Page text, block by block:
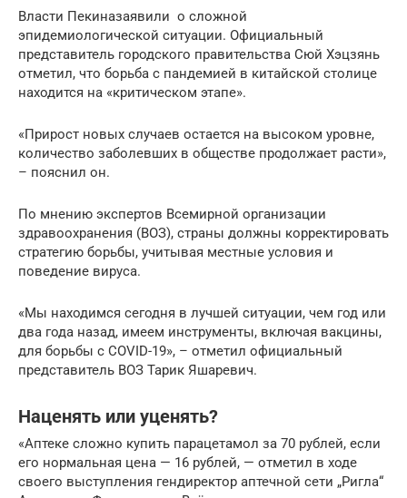
Власти Пекиназаявили о сложной
эпидемиологической ситуации. Официальный
представитель городского правительства Сюй Хэцзянь
отметил, что борьба с пандемией в китайской столице
находится на «критическом этапе».
«Прирост новых случаев остается на высоком уровне,
количество заболевших в обществе продолжает расти»,
– пояснил он.
По мнению экспертов Всемирной организации
здравоохранения (ВОЗ), страны должны корректировать
стратегию борьбы, учитывая местные условия и
поведение вируса.
«Мы находимся сегодня в лучшей ситуации, чем год или
два года назад, имеем инструменты, включая вакцины,
для борьбы с COVID-19», – отметил официальный
представитель ВОЗ Тарик Яшаревич.
Наценять или уценять?
«Аптеке сложно купить парацетамол за 70 рублей, если
его нормальная цена — 16 рублей, — отметил в ходе
своего выступления гендиректор аптечной сети „Ригла“